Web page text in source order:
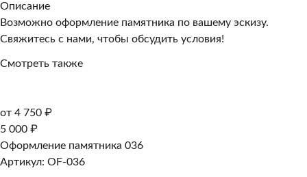
Описание
Возможно оформление памятника по вашему эскизу.
Свяжитесь с нами, чтобы обсудить условия!
Смотреть также
от 4 750 ₽
5 000 ₽
Оформление памятника 036
Артикул: OF-036